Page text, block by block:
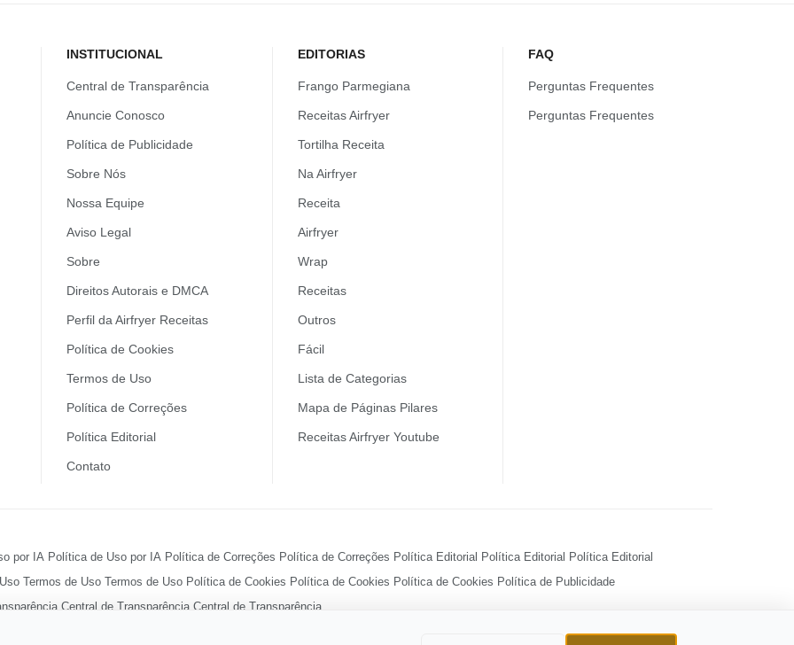
INSTITUCIONAL
Central de Transparência
Anuncie Conosco
Política de Publicidade
Sobre Nós
Nossa Equipe
Aviso Legal
Sobre
Direitos Autorais e DMCA
Perfil da Airfryer Receitas
Política de Cookies
Termos de Uso
Política de Correções
Política Editorial
Contato
EDITORIAS
Frango Parmegiana
Receitas Airfryer
Tortilha Receita
Na Airfryer
Receita
Airfryer
Wrap
Receitas
Outros
Fácil
Lista de Categorias
Mapa de Páginas Pilares
Receitas Airfryer Youtube
FAQ
Perguntas Frequentes
Perguntas Frequentes
por IA Política de Uso por IA Política de Correções Política de Correções Política Editorial Política Editorial Política Editorial
Termos de Uso Termos de Uso Política de Cookies Política de Cookies Política de Cookies Política de Publicidade
Central de Transparência Central de Transparência